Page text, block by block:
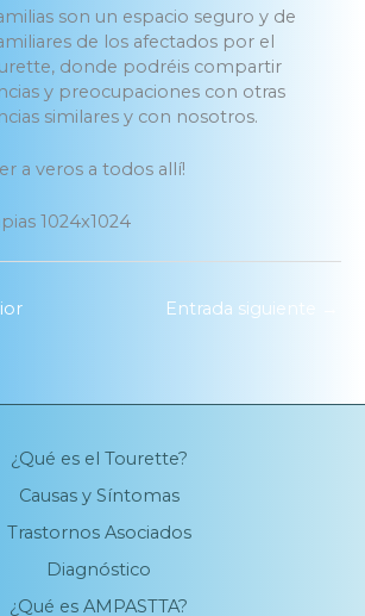
son un espacio seguro y de
de los afectados por el
donde podréis compartir
y preocupaciones con otras
similares y con nosotros.
a veros a todos allí!
Entrada siguiente
¿Qué es el Tourette?
Causas y Síntomas
Trastornos Asociados
Diagnóstico
¿Qué es AMPASTTA?